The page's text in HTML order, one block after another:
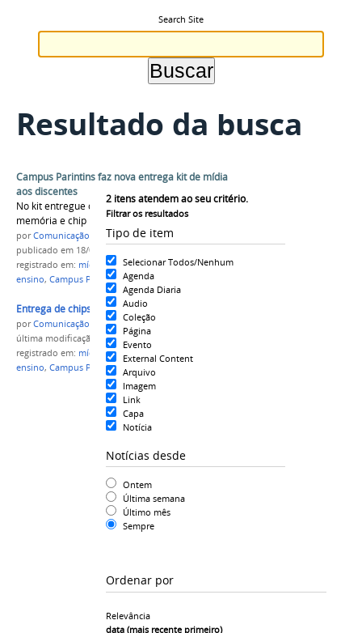
Search Site
Resultado da busca
2 itens atendem ao seu critério.
Filtrar os resultados
Tipo de item
Selecionar Todos/Nenhum
Agenda
Agenda Diaria
Audio
Coleção
Página
Evento
External Content
Arquivo
Imagem
Link
Capa
Notícia
Notícias desde
Ontem
Última semana
Último mês
Sempre
Ordenar por
Relevância
data (mais recente primeiro)
Campus Parintins faz nova entrega kit de mídia
aos discentes
No kit entregue constam tablet, cartão de
memória e chip para cada aluno beneficiário.
porComunicação CPR
publicado em 18/06/2021
registrado em: mídia ,kit discentes,finalistas,CAE,
ensino, Campus Parintins ,IFAM,qualidade
Entrega de chips 2 compac.jpg
porComunicação CPR
última modificação
em 18/06/2021 18h08
registrado em: mídia ,kit discentes
ensino, Campus Parintins , IFAM